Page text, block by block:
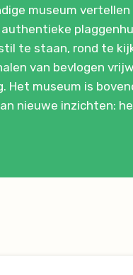
museum
te staan, rond te
van bevlogen
museum is
nieuwe inzichten: